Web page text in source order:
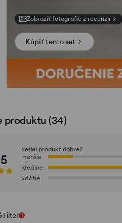
Zobraziť fotografie z recenzií
Kúpiť tento set
produktu (34)
Sedel produkt dobre?
menšie
ideálne
väčšie
Filter 1